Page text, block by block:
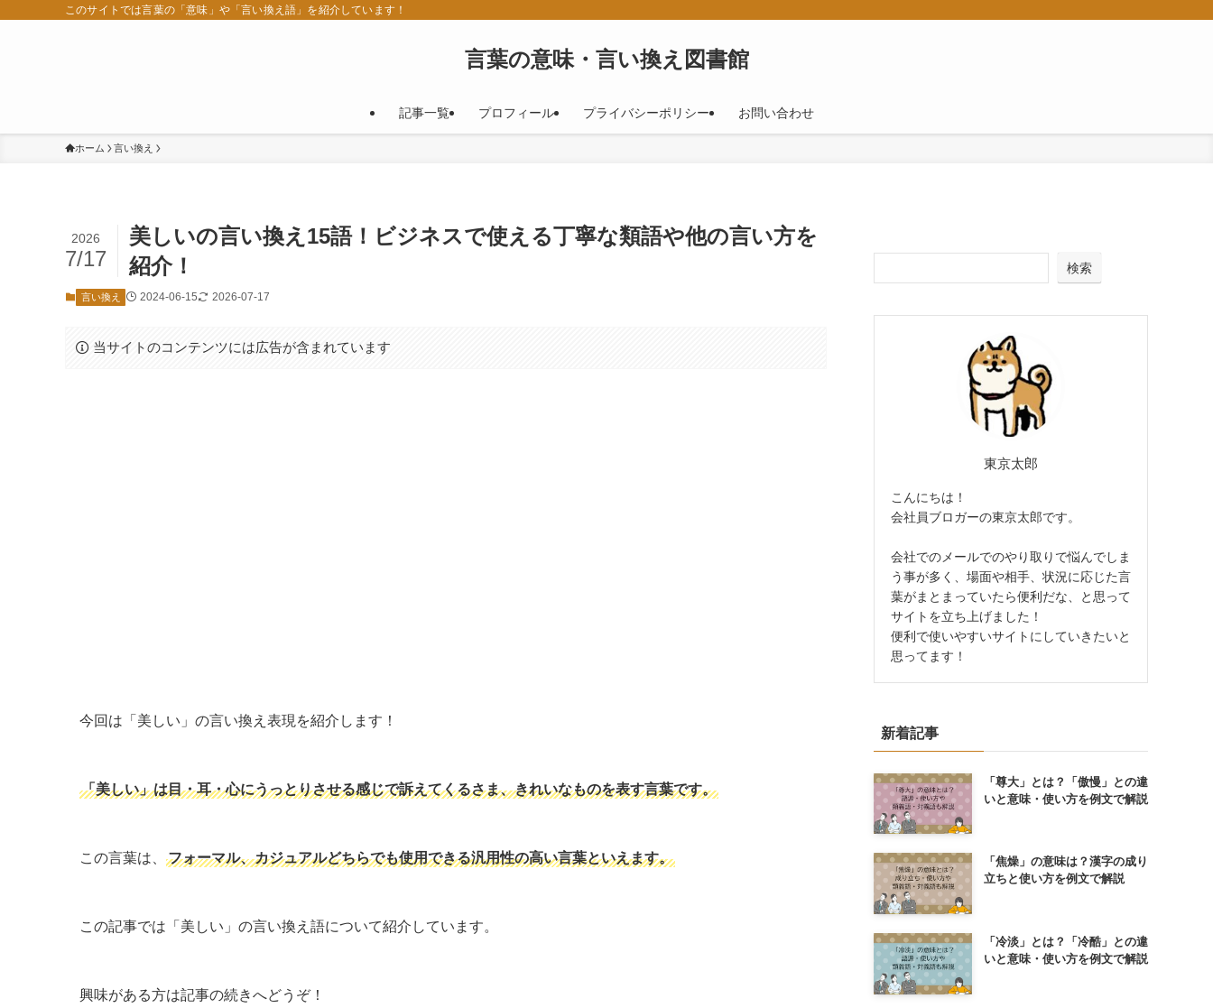
このサイトでは言葉の「意味」や「言い換え語」を紹介しています！
言葉の意味・言い換え図書館
記事一覧 プロフィール プライバシーポリシー お問い合わせ
ホーム 言い換え
美しいの言い換え15語！ビジネスで使える丁寧な類語や他の言い方を
紹介！
2026
7/17
言い換え 2024-06-15 2026-07-17
当サイトのコンテンツには広告が含まれています
今回は「美しい」の言い換え表現を紹介します！
「美しい」は目・耳・心にうっとりさせる感じで訴えてくるさま、きれいなものを表す言葉です。
この言葉は、 フォーマル、カジュアルどちらでも使用できる汎用性の高い言葉といえます。
この記事では「美しい」の言い換え語について紹介しています。
興味がある方は記事の続きへどうぞ！
検索
東京太郎
こんにちは！
会社員ブロガーの東京太郎です。
会社でのメールでのやり取りで悩んでしま
う事が多く、場面や相手、状況に応じた言
葉がまとまっていたら便利だな、と思って
サイトを立ち上げました！
便利で使いやすいサイトにしていきたいと
思ってます！
新着記事
「尊大」とは？「傲慢」との違
いと意味・使い方を例文で解説
「焦燥」の意味は？漢字の成り
立ちと使い方を例文で解説
「冷淡」とは？「冷酷」との違
いと意味・使い方を例文で解説